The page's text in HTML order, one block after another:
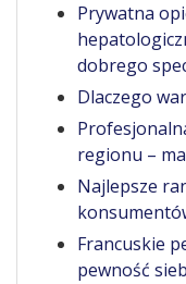
Prywatna
dobrego
Dlaczego
regionu –
Najlepsze
Francuskie
pewność